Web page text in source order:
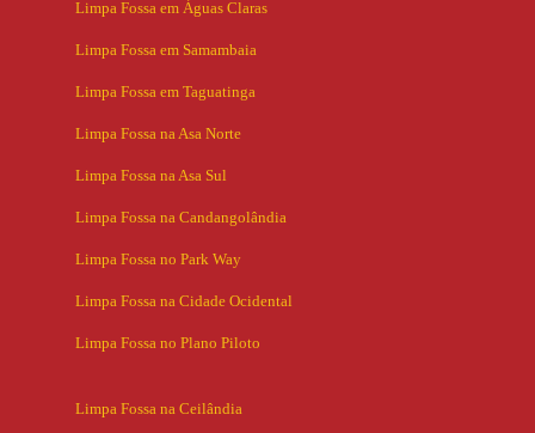
Limpa Fossa em Águas Claras
Limpa Fossa em Samambaia
Limpa Fossa em Taguatinga
Limpa Fossa na Asa Norte
Limpa Fossa na Asa Sul
Limpa Fossa na Candangolândia
Limpa Fossa no Park Way
Limpa Fossa na Cidade Ocidental
Limpa Fossa no Plano Piloto
Limpa Fossa na Ceilândia